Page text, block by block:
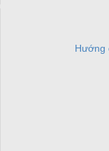
Hướng